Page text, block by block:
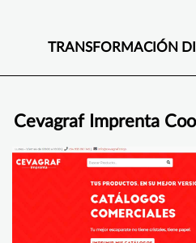
TRANSFORMACIÓN
Cevagraf Imprenta